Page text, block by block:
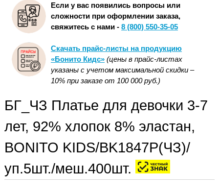
Если у вас появились вопросы или
сложности при оформлении заказа,
свяжитесь с нами - 8 (800) 550-35-05
Скачать прайс-листы на продукцию
«Бонито Кидс» (цены в прайс-листах
указаны с учетом максимальной скидки –
10% при заказе от 100 000 руб.)
БГ_ЧЗ Платье для девочки 3-7
лет, 92% хлопок 8% эластан,
BONITO KIDS/BK1847P(ЧЗ)/
уп.5шт./меш.400шт.